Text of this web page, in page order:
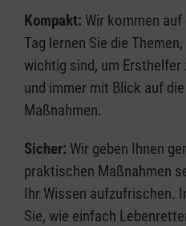
Kompakt: Wir kommen
Tag lernen Sie die
wichtig sind, um Ersthelfer
und immer mit Blick auf
Maßnahmen.
Sicher: Wir geben Ihnen
praktischen Maßnahmen
Ihr Wissen aufzufrischen.
Sie, wie einfach